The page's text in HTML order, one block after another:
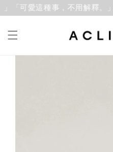
「可愛這種事，不用解釋。」